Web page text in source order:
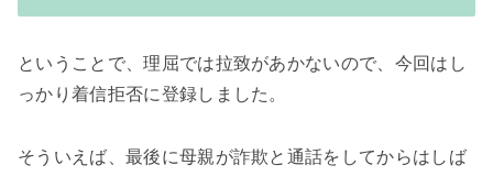
ということで、理屈では拉致があかないので、今回はし
っかり着信拒否に登録しました。
そういえば、最後に母親が詐欺と通話をしてからはしば